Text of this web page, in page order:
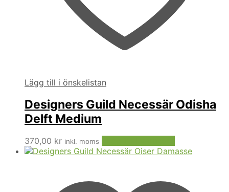
Lägg till i önskelistan
Designers Guild Necessär Odisha
Delft Medium
370,00 kr inkl. moms